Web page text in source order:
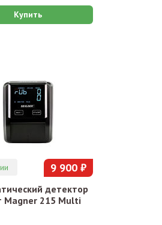
Купить
9 900 ₽
детектор
Magner 215 Multi